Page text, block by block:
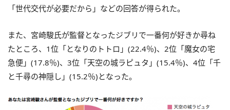
「世代交代が必要だから」などの回答が得られた。
また、宮崎駿氏が監督となったジブリで一番何が好きか尋ね
たところ、1位「となりのトトロ」(22.4％)、2位「魔女の宅
急便」(17.8％)、3位「天空の城ラピュタ」(15.4％)、4位「千
と千尋の神隠し」(15.2％)となった。